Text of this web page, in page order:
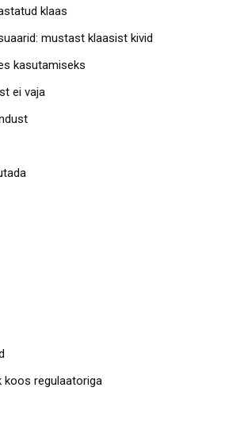
klaas
mustast klaasist kivid
kasutamiseks
ei vaja
koos regulaatoriga